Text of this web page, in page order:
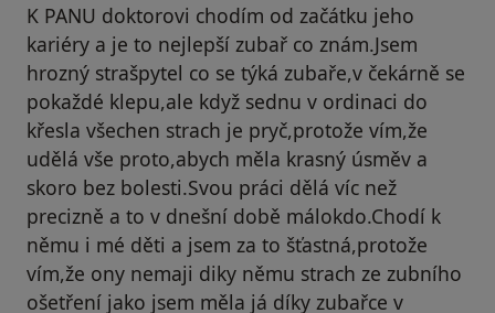
K PANU doktorovi chodím od začátku jeho
kariéry a je to nejlepší zubař co znám.Jsem
hrozný strašpytel co se týká zubaře,v čekárně se
pokaždé klepu,ale když sednu v ordinaci do
křesla všechen strach je pryč,protože vím,že
udělá vše proto,abych měla krasný úsměv a
skoro bez bolesti.Svou práci dělá víc než
precizně a to v dnešní době málokdo.Chodí k
němu i mé děti a jsem za to šťastná,protože
vím,že ony nemaji diky němu strach ze zubního
ošetření jako jsem měla já díky zubařce v